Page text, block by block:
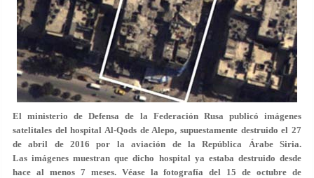
El ministerio de Defensa de la Federación Rusa publicó imágenes
satelitales del hospital Al-Qods de Alepo, supuestamente destruido el 27
de abril de 2016 por la aviación de la República Árabe Siria.
Las imágenes muestran que dicho hospital ya estaba destruido desde
hace al menos 7 meses. Véase la fotografía del 15 de octubre de